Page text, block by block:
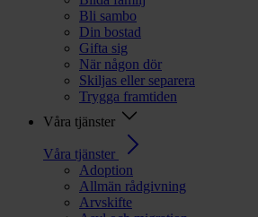
Bli sambo
Din bostad
Gifta sig
När någon dör
Skiljas eller separera
Trygga framtiden
Våra tjänster
Våra tjänster
Adoption
Allmän rådgivning
Arvskifte